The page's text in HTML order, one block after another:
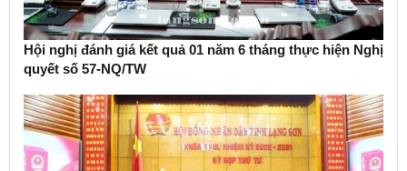
Hội nghị đánh giá kết quả 01 năm 6 tháng thực hiện Nghị
quyết số 57-NQ/TW